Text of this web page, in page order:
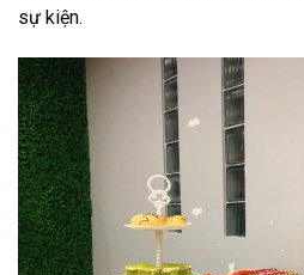
sự kiện.